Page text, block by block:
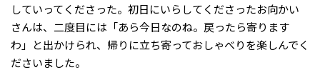
していってくださった。初日にいらしてくださったお向かい
さんは、二度目には「あら今日なのね。戻ったら寄ります
わ」と出かけられ、帰りに立ち寄っておしゃべりを楽しんでく
ださいました。